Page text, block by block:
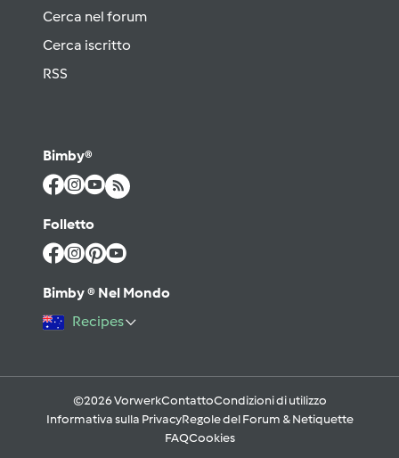
Cerca nel forum
Cerca iscritto
RSS
Bimby®
Folletto
Bimby ® Nel Mondo
Recipes
©2026 VorwerkContattoCondizioni di utilizzo
Informativa sulla PrivacyRegole del Forum & Netiquette
FAQCookies